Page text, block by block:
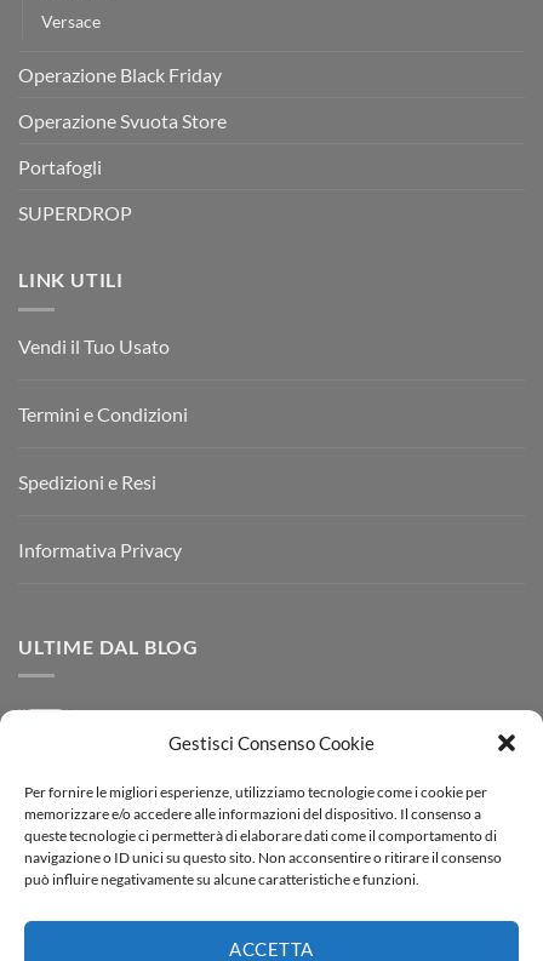
Gestisci Consenso Cookie
Per fornire le migliori esperienze, utilizziamo tecnologie come i cookie per
memorizzare e/o accedere alle informazioni del dispositivo. Il consenso a
queste tecnologie ci permetterà di elaborare dati come il comportamento di
navigazione o ID unici su questo sito. Non acconsentire o ritirare il consenso
può influire negativamente su alcune caratteristiche e funzioni.
ACCETTA
Versace
Operazione Black Friday
Operazione Svuota Store
Portafogli
SUPERDROP
LINK UTILI
Vendi il Tuo Usato
Termini e Condizioni
Spedizioni e Resi
Informativa Privacy
ULTIME DAL BLOG
su
Borse
Louis
Usate
Borsa Chanel Timeless Classique
commento
su
Chanel
Classique
Borsa Birkin Hermès
commento